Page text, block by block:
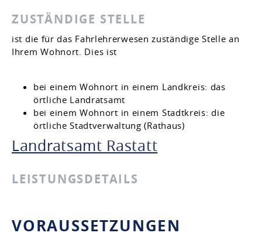
ZUSTÄNDIGE STELLE
ist die für das Fahrlehrerwesen zuständige Stelle an
Ihrem Wohnort. Dies ist
bei einem Wohnort in einem Landkreis: das
örtliche Landratsamt
bei einem Wohnort in einem Stadtkreis: die
örtliche Stadtverwaltung (Rathaus)
Landratsamt Rastatt
LEISTUNGSDETAILS
VORAUSSETZUNGEN